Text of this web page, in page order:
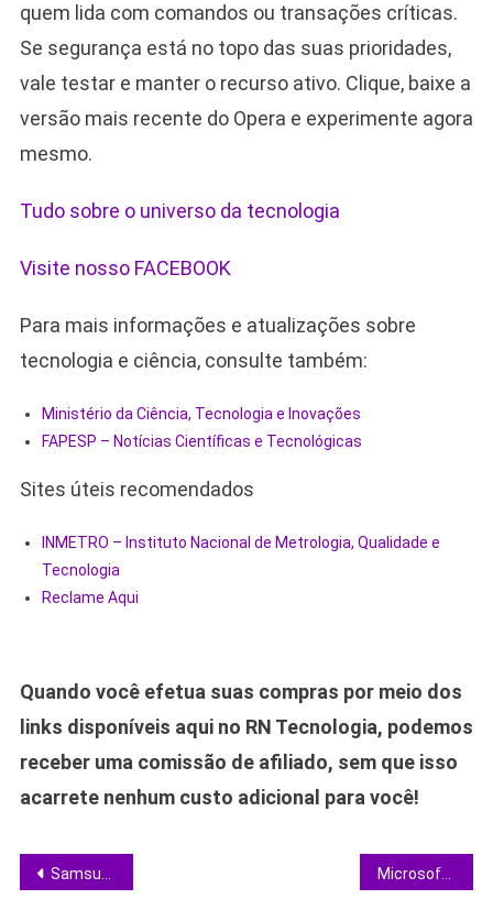
quem lida com comandos ou transações críticas.
Se segurança está no topo das suas prioridades,
vale testar e manter o recurso ativo. Clique, baixe a
versão mais recente do Opera e experimente agora
mesmo.
Tudo sobre o universo da tecnologia
Visite nosso FACEBOOK
Para mais informações e atualizações sobre
tecnologia e ciência, consulte também:
Ministério da Ciência, Tecnologia e Inovações
FAPESP – Notícias Científicas e Tecnológicas
Sites úteis recomendados
INMETRO – Instituto Nacional de Metrologia, Qualidade e
Tecnologia
Reclame Aqui
Quando você efetua suas compras por meio dos
links disponíveis aqui no RN Tecnologia, podemos
receber uma comissão de afiliado, sem que isso
acarrete nenhum custo adicional para você!
Navegação
Samsung leva Tela de Privacidade a toda linha Galaxy S27 e muda o jogo da proteção visual Microsoft Frontier Company: a aposta de US$ 2,5 bi que promete destravar a IA nas grandes corporações